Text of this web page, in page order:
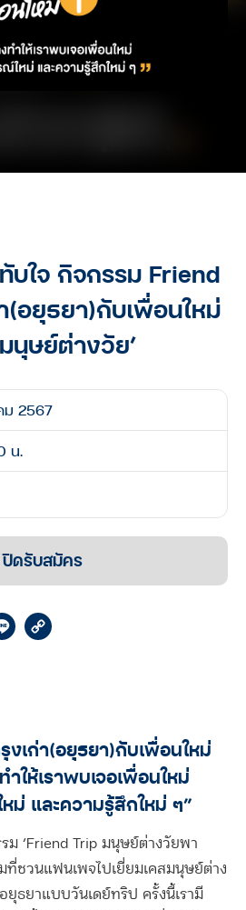
บใจ กิจกรรม Friend
(อยุธยา)กับเพื่อนใหม่
นุษย์ต่างวัย’
ม 2567
น.
ปิดรับสมัคร
Line
งเก่า(อยุธยา)กับเพื่อนใหม่
ำให้เราพบเจอเพื่อนใหม่
ม่ และความรู้สึกใหม่ ๆ”
ม ‘Friend Trip มนุษย์ต่างวัยพา
ที่ชวนแฟนเพจไปเยี่ยมเคสมนุษย์ต่าง
ธยาแบบวันเดย์ทริป ครั้งนี้เรามี